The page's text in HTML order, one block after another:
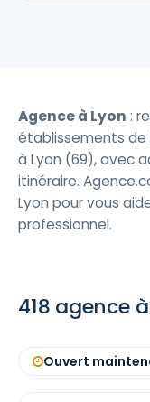
Agence à Lyon :
établissements de
à Lyon (69), avec
itinéraire.
Lyon pour vous
professionnel.
418 agence
Ouvert